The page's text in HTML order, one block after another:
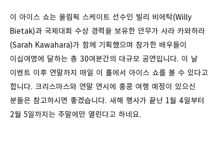
이 아이스 쇼는 올림픽 스케이트 선수인 빌리 비에탁(Willy
Bietak)과 국제대회 수상 경력을 보유한 안무가 사라 카와하라
(Sarah Kawahara)가 함께 기획했으며 참가한 배우들이
이십여명에 달하는 총 30여분간의 대규모 공연입니다. 이 날
이벤트 이후 연말까지 매일 이 홀에서 아이스 쇼를 볼 수 있다고
합니다. 크리스마스와 연말 연시에 홍콩 여행 예정이 있으신
분들은 참고하시면 좋겠습니다. 새해 행사가 끝난 1월 4일부터
2월 5일까지는 주말에만 열린다고 하네요.